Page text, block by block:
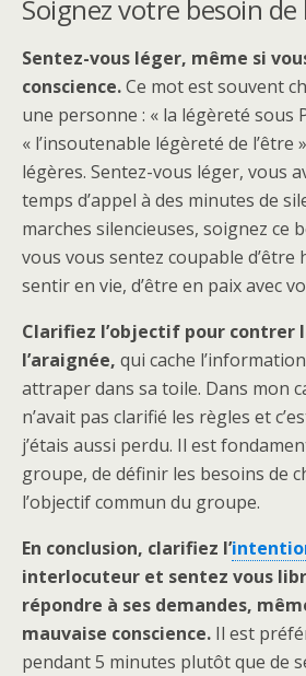
Soignez votre besoin
Sentez-vous léger, même si
conscience.Ce mot est souvent
une personne : « la légèreté sous
« l’insoutenable légèreté de
légères. Sentez-vous léger, vous
temps d’appel à des minutes de
marches silencieuses, soignez ce
vous vous sentez coupable d’être
sentir en vie, d’être en paix avec
Clarifiez l’objectif pour contrer
l’araignée, qui cache
attraper dans sa toile. Dans mon
n’avait pas clarifié les règles et
j’étais aussi perdu. Il est
groupe, de définir les besoins de
l’objectif commun du groupe.
En conclusion, clarifiez l’
interlocuteur et sentez vous
répondre à ses demandes,
mauvaise conscience. Il est
pendant 5 minutes plutôt que de